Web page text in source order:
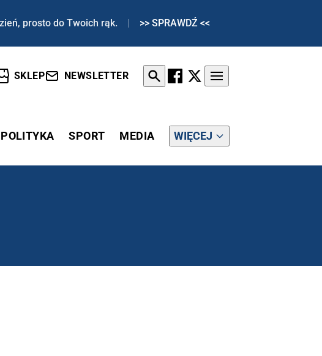
prosto do Twoich rąk. | >> SPRAWDŹ <<
SKLEP NEWSLETTER
POLITYKA SPORT MEDIA WIĘCEJ